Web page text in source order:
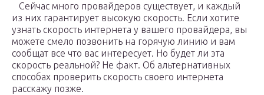
Сейчас много провайдеров существует, и каждый
из них гарантирует высокую скорость. Если хотите
узнать скорость интернета у вашего провайдера, вы
можете смело позвонить на горячую линию и вам
сообщат все что вас интересует. Но будет ли эта
скорость реальной? Не факт. Об альтернативных
способах проверить скорость своего интернета
расскажу позже.